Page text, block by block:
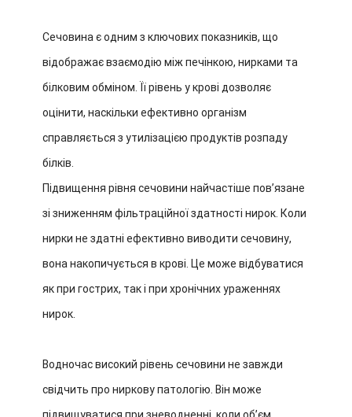
Сечовина є одним з ключових показників, що
відображає взаємодію між печінкою, нирками та
білковим обміном. Її рівень у крові дозволяє
оцінити, наскільки ефективно організм
справляється з утилізацією продуктів розпаду
білків.
Підвищення рівня сечовини найчастіше пов’язане
зі зниженням фільтраційної здатності нирок. Коли
нирки не здатні ефективно виводити сечовину,
вона накопичується в крові. Це може відбуватися
як при гострих, так і при хронічних ураженнях
нирок.
Водночас високий рівень сечовини не завжди
свідчить про ниркову патологію. Він може